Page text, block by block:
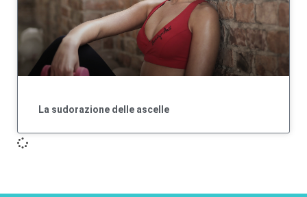
La sudorazione delle ascelle